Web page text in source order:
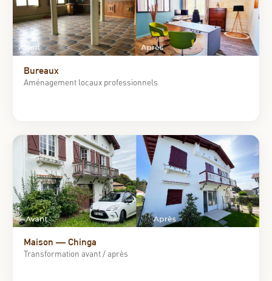
Bureaux
Aménagement locaux professionnels
Maison — Chinga
Transformation avant / après